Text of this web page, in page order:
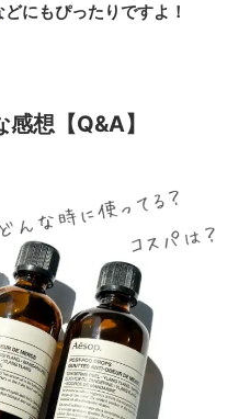
どにもぴったりですよ！
想【Q&A】